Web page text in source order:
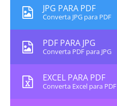
JPG PARA PDF
Converta JPG para PDF
PDF PARA JPG
Converta PDF para JPG
EXCEL PARA PDF
Converta Excel para PDF